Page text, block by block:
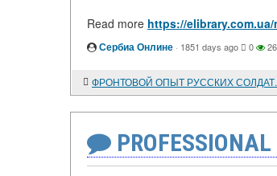
Read more https://
Сербиа Онлине · 1851 days ago 0